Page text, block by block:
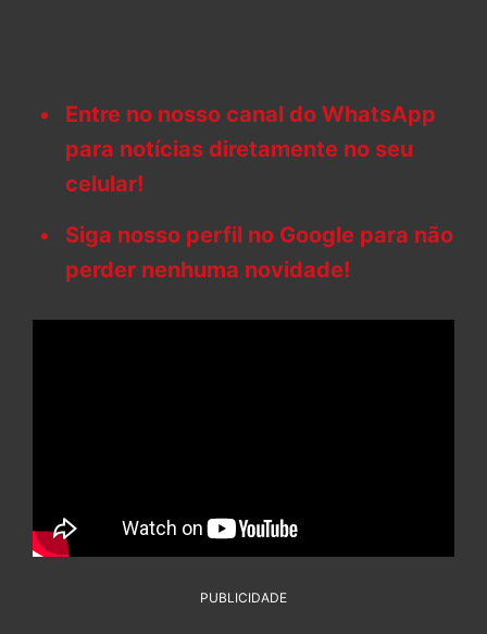
Entre no nosso canal do WhatsApp
para notícias diretamente no seu
celular!
Siga nosso perfil no Google para não
perder nenhuma novidade!
PUBLICIDADE